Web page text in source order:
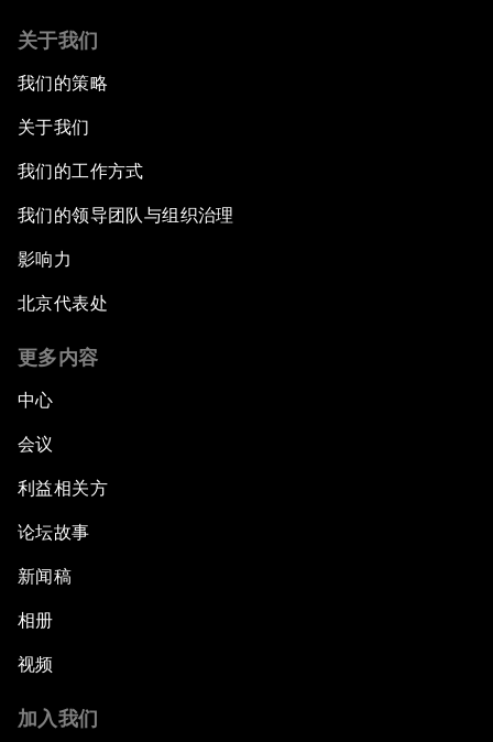
关于我们
我们的策略
关于我们
我们的工作方式
我们的领导团队与组织治理
影响力
北京代表处
更多内容
中心
会议
利益相关方
论坛故事
新闻稿
相册
视频
加入我们